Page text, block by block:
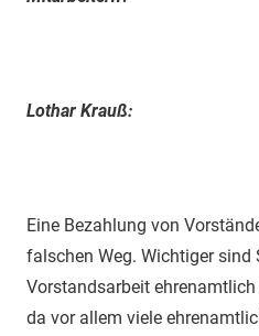
Lothar Krauß:
Eine Bezahlung von
falschen Weg. Wichtiger sind
Vorstandsarbeit
da vor allem viele